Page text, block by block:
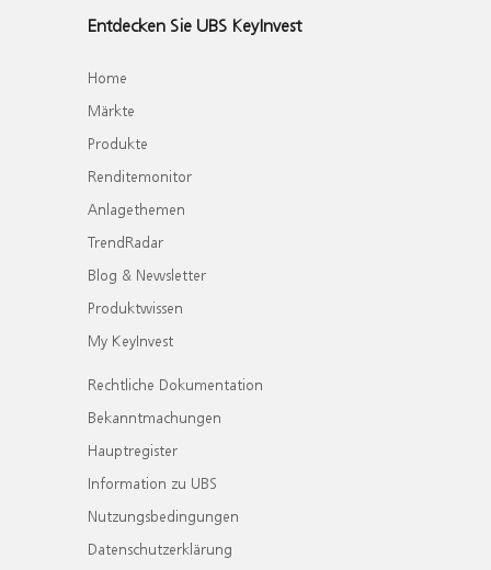
Entdecken Sie UBS KeyInvest
Home
Märkte
Produkte
Renditemonitor
Anlagethemen
TrendRadar
Blog & Newsletter
Produktwissen
My KeyInvest
Rechtliche Dokumentation
Bekanntmachungen
Hauptregister
Information zu UBS
Nutzungsbedingungen
Datenschutzerklärung